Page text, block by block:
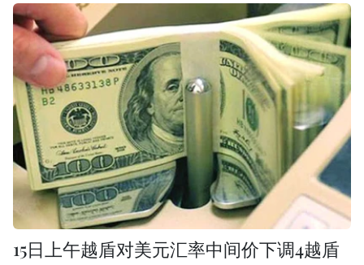
15日上午越盾对美元汇率中间价下调4越盾